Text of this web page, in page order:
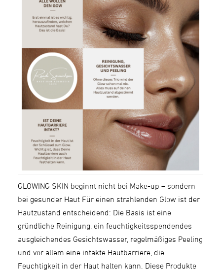
GLOWING SKIN beginnt nicht bei Make-up – sondern
bei gesunder Haut Für einen strahlenden Glow ist der
Hautzustand entscheidend: Die Basis ist eine
gründliche Reinigung, ein feuchtigkeitsspendendes
ausgleichendes Gesichtswasser, regelmäßiges Peeling
und vor allem eine intakte Hautbarriere, die
Feuchtigkeit in der Haut halten kann. Diese Produkte